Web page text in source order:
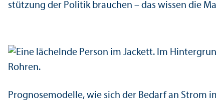
stützung der Politik brauchen – das wissen die
Prognose­modelle, wie sich der Bedarf an Strom